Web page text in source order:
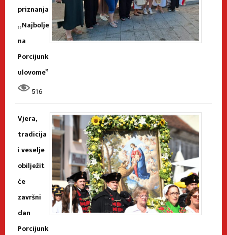
priznanja
„Najbolje
na
Porcijunk
ulovome”
516
Vjera,
tradicija
i veselje
obilježit
će
završni
dan
Porcijunk